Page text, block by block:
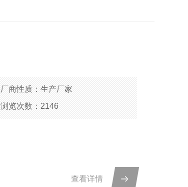
厂商性质：生产厂家
浏览次数：2146
查看详情